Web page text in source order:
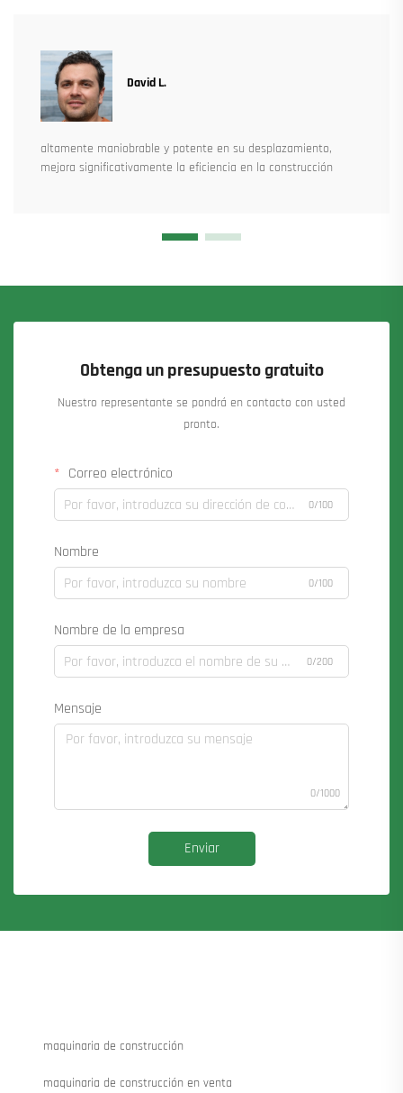
David L.
altamente maniobrable y potente en su desplazamiento,
mejora significativamente la eficiencia en la construcción
Obtenga un presupuesto gratuito
Nuestro representante se pondrá en contacto con usted
pronto.
Correo electrónico
0/100
Nombre
0/100
Nombre de la empresa
0/200
Mensaje
0/1000
Enviar
maquinaria de construcción
maquinaria de construcción en venta